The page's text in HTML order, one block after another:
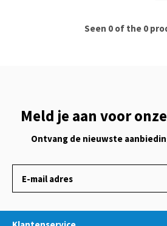
Seen 0 of the 0
Meld je aan voor
Ontvang de nieuwste